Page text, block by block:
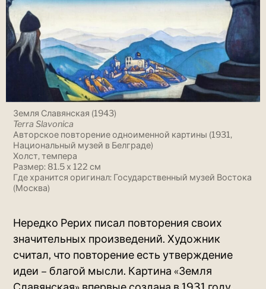
Земля Славянская (1943)
Terra Slavonica
Авторское повторение одноименной картины (1931,
Национальный музей в Белграде)
Холст, темпера
Размер: 81.5 х 122 см
Где хранится оригинал: Государственный музей Востока
(Москва)
Нередко Рерих писал повторения своих
значительных произведений. Художник
считал, что повторение есть утверждение
идеи – благой мысли. Картина «Земля